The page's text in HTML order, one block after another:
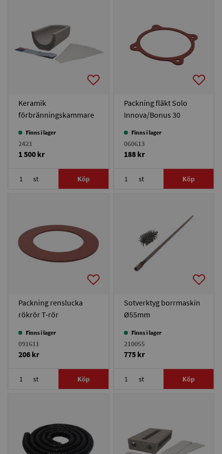
Keramik
förbränningskammare
Finns i lager
2421
1 500 kr
st Köp
Packning fläkt Solo
Innova/Bonus 30
Finns i lager
060613
188 kr
st Köp
Packning renslucka
rökrör T-rör
Finns i lager
091611
206 kr
st Köp
Sotverktyg borrmaskin
Ø55mm
Finns i lager
210055
775 kr
st Köp